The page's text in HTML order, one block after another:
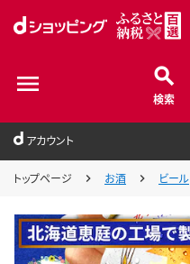
検索
アカウント
トップページ お酒 ビール